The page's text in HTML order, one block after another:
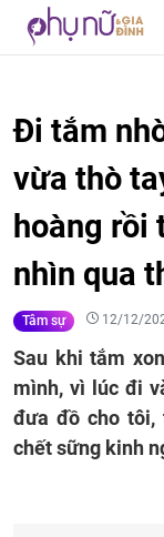
Đi tắm
vừa thò
hoàng rồi
nhìn qua
Tâm sự 12/12/
Sau khi tắm
mình, vì lúc đi
đưa đồ cho tôi,
chết sững kinh